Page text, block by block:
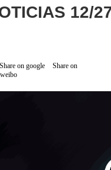
12/
Share on google
Share on